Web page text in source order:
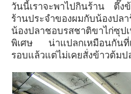
วันนี้เราจะพาไปกินร้าน ตึ๊ง
ร้านประจำของผมกับน้องป
น้องปลาชอบรสชาติขาไก่ซุป
พิเศษ น่าแปลกเหมือนกันที่
รอบแล้วแต่ไม่เคยสั่งข้าวต้มป